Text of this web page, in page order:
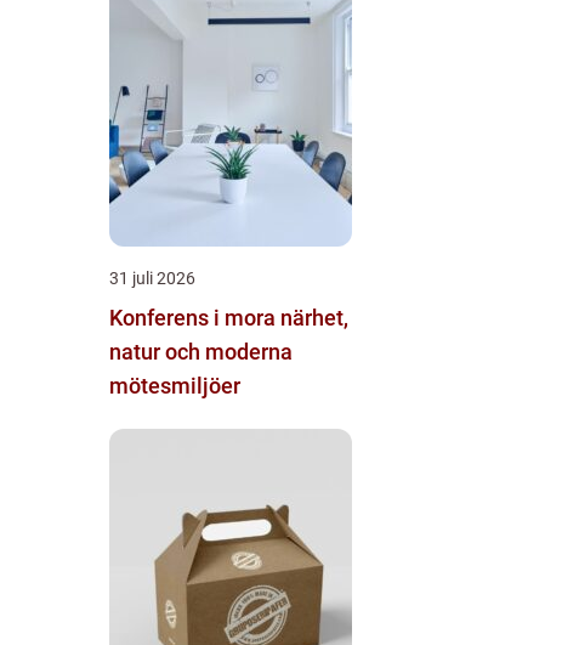
31 juli 2026
Konferens i mora närhet,
natur och moderna
mötesmiljöer